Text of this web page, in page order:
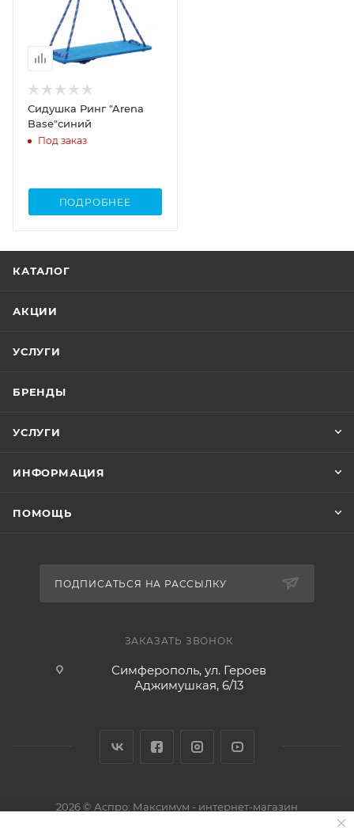
Сидушка Ринг "Arena
Base"синий
Под заказ
ПОДРОБНЕЕ
КАТАЛОГ
АКЦИИ
УСЛУГИ
БРЕНДЫ
УСЛУГИ
ИНФОРМАЦИЯ
ПОМОЩЬ
ПОДПИСАТЬСЯ НА РАССЫЛКУ
ЗАКАЗАТЬ ЗВОНОК
Симферополь, ул. Героев
Аджимушкая, 6/13
2026 © Аспро: Максимум - интернет-магазин